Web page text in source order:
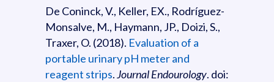
De Coninck, V., Keller, EX., Rodríguez-
Monsalve, M., Haymann, JP., Doizi, S.,
Traxer, O. (2018). Evaluation of a
portable urinary pH meter and
reagent strips.Journal Endourology. doi: